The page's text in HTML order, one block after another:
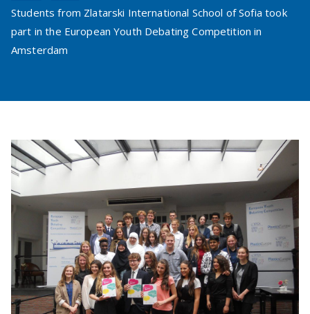
Students from Zlatarski International School of Sofia took
part in the European Youth Debating Competition in
Amsterdam